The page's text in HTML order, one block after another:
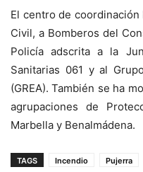
El centro de coordinación
Civil, a Bomberos del
Policía adscrita a la
Sanitarias 061 y al
(GREA). También se ha
agrupaciones de
Marbella y Benalmádena.
TAGS Incendio Pujerra